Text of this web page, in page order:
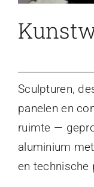
Sculpturen,
panelen en
ruimte —
aluminium
en technische